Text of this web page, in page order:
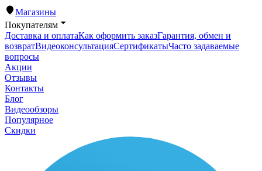
Магазины
Покупателям
Доставка и оплатаКак оформить заказГарантия, обмен и
возвратВидеоконсультацияСертификатыЧасто задаваемые
вопросы
Акции
Отзывы
Контакты
Блог
Видеообзоры
Популярное
Скидки